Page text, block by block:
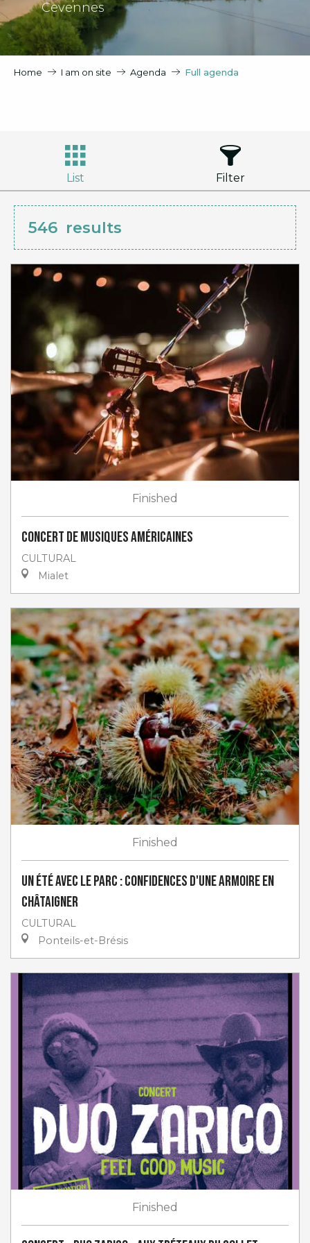
Cevennes
Home I am on site Agenda Full agenda
List Filter
546 results
Finished
Concert de musiques américaines
CULTURAL
Mialet
Finished
Un Été avec le Parc : Confidences d'une armoire en
châtaigner
CULTURAL
Ponteils-et-Brésis
Finished